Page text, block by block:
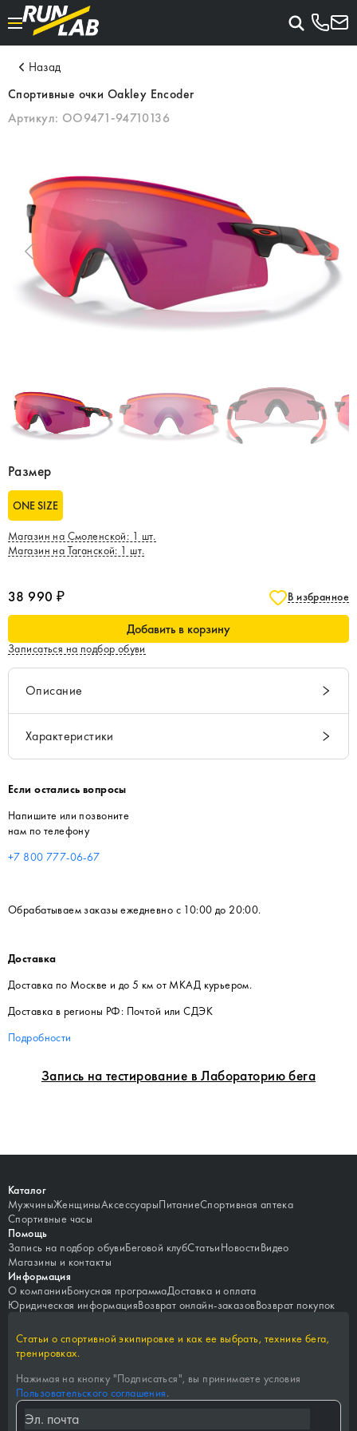
Назад
Спортивные очки Oakley Encoder
Артикул: OO9471-94710136
Запись на тестирование в Лабораторию бега
Размер
ONE SIZE
Магазин на Смоленской: 1 шт.
Магазин на Таганской: 1 шт.
38 990 ₽ В избранное
Добавить в корзину
Записаться на подбор обуви
Описание
Характеристики
Если остались вопросы
Напишите или позвоните
нам по телефону
+7 800 777-06-67
Обрабатываем заказы ежедневно с 10:00 до 20:00.
Доставка
Доставка по Москве и до 5 км от МКАД курьером.
Доставка в регионы РФ: Почтой или СДЭК
Подробности
Каталог
МужчиныЖенщиныАксессуарыПитаниеСпортивная аптека
Спортивные часы
Помощь
Запись на подбор обувиБеговой клубСтатьиНовостиВидео
Магазины и контакты
Информация
О компанииБонусная программаДоставка и оплата
Юридическая информацияВозврат онлайн-заказовВозврат покупок
Статьи о спортивной экипировке и как ее выбрать, технике бега,
тренировках.
Нажимая на кнопку "Подписаться", вы принимаете условия
Пользовательского соглашения.